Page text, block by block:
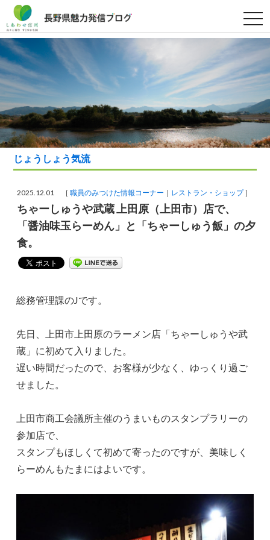
t
o
g
l
e
n
a
g
a
t
o
じょうしょう気流
2025.12.01 ［職員のみつけた情報コーナー レストラン・ショップ］
ちゃーしゅうや武蔵 上田原（上田市）店で、
「醤油味玉らーめん」と「ちゃーしゅう飯」の夕
食。
総務管理課のJです。
先日、上田市上田原のラーメン店「ちゃーしゅうや武
蔵」に初めて入りました。
遅い時間だったので、お客様が少なく、ゆっくり過ご
せました。
上田市商工会議所主催のうまいものスタンプラリーの
参加店で、
スタンプもほしくて初めて寄ったのですが、美味しく
らーめんもたまにはよいです。